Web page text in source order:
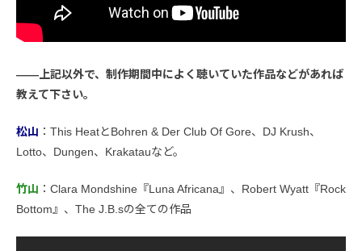
――上記以外で、制作期間中によく聴いていた作品などがあれば
教えて下さい。
松山 ：This HeatとBohren & Der Club Of Gore、DJ Krush、
Lotto、Dungen、Krakatauなど。
竹山 ：Clara Mondshine『Luna Africana』、Robert Wyatt『Rock
Bottom』、The J.B.sの全ての作品